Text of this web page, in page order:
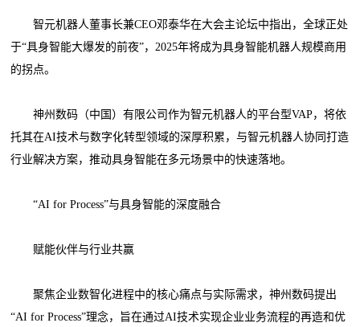
智元机器人董事长兼CEO邓泰华在大会主论坛中指出，全球正处
于“具身智能大爆发的前夜”，2025年将成为具身智能机器人规模商用
的拐点。
神州数码（中国）有限公司作为智元机器人的平台型VAP，将依
托其在AI技术与数字化转型领域的深厚积累，与智元机器人协同打造
行业解决方案，推动具身智能在多元场景中的快速落地。
“AI for Process”与具身智能的深度融合
赋能伙伴与行业共赢
聚焦企业数智化进程中的核心痛点与实际需求，神州数码提出
“AI for Process”理念，旨在通过AI技术实现企业业务流程的再造和优